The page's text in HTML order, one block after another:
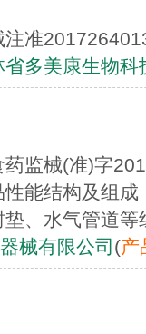
注准
省多美康生物科
药监械(准)
能结构及组
、水气管道等
械有限公司 (产